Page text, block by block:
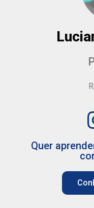
Quer